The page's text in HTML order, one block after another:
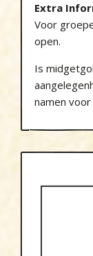
Extra
Voor
open.
Is
namen